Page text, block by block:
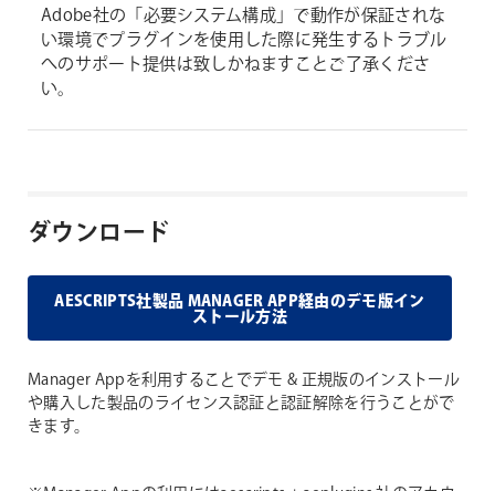
Adobe社の「必要システム構成」で動作が保証されな
い環境でプラグインを使用した際に発生するトラブル
へのサポート提供は致しかねますことご了承くださ
い。
ダウンロード
AESCRIPTS社製品 MANAGER APP経由のデモ版イン
ストール方法
Manager Appを利用することでデモ & 正規版のインストール
や購入した製品のライセンス認証と認証解除を行うことがで
きます。